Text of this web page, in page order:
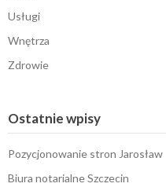
Usługi
Wnętrza
Zdrowie
Ostatnie wpisy
Pozycjonowanie stron Jarosław
Biura notarialne Szczecin